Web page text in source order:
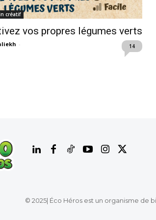
créatif
vos propres légumes verts
- 14
© 2025| Éco Héros est un organisme de